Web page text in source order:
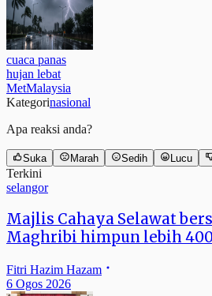
cuaca panas
hujan lebat
MetMalaysia
Kategorinasional
Apa reaksi anda?
Suka Marah Sedih Lucu
Terkini
selangor
Majlis Cahaya Selawat
Maghribi himpun lebih
Fitri Hazim Hazam
6 Ogos 2026